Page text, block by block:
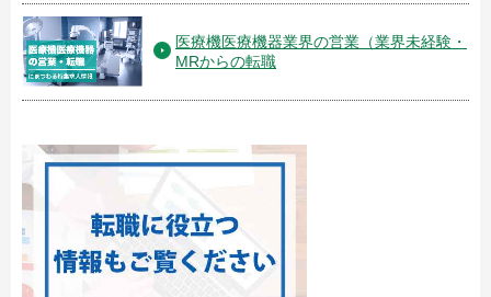
医療機医療機器業界の営業（業界未経験・
MRからの転職